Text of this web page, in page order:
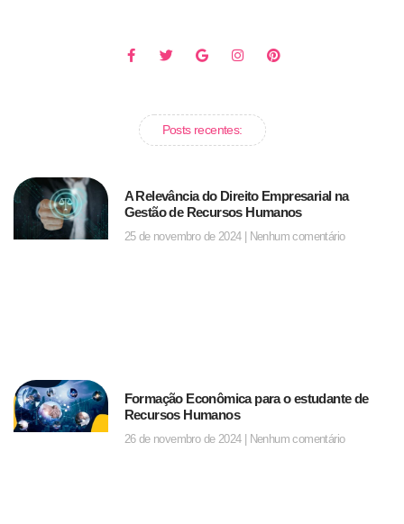
Posts recentes:
A Relevância do Direito Empresarial na
Gestão de Recursos Humanos
25 de novembro de 2024 Nenhum comentário
Formação Econômica para o estudante de
Recursos Humanos
26 de novembro de 2024 Nenhum comentário